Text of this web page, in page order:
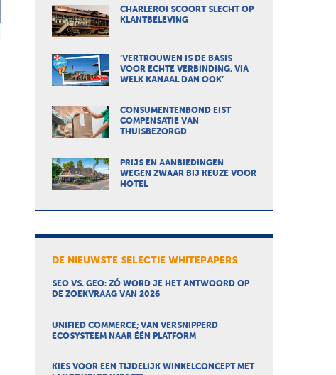
CHARLEROI SCOORT SLECHT OP
KLANTBELEVING
‘VERTROUWEN IS DE BASIS
VOOR ECHTE VERBINDING, VIA
WELK KANAAL DAN OOK’
CONSUMENTENBOND EIST
COMPENSATIE VAN
THUISBEZORGD
PRIJS EN AANBIEDINGEN
WEGEN ZWAAR BIJ KEUZE VOOR
HOTEL
DE NIEUWSTE SELECTIE WHITEPAPERS
SEO VS. GEO: ZÓ WORD JE HET ANTWOORD OP
DE ZOEKVRAAG VAN 2026
UNIFIED COMMERCE; VAN VERSNIPPERD
ECOSYSTEEM NAAR ÉÉN PLATFORM
KIES VOOR EEN TIJDELIJK WINKELCONCEPT MET